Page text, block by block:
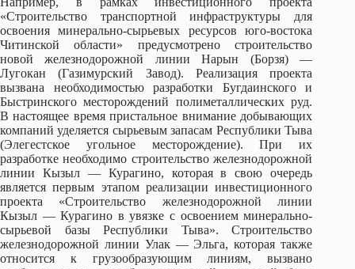
«Строительство транспортной инфраструктуры для
освоения минерально-сырьевых ресурсов юго-востока
Читинской области» предусмотрено строительство
новой железнодорожной линии Нарын (Борзя) —
Лугокан (Газимурский Завод). Реализация проекта
вызвана необходимостью разработки Бугдаинского и
Быстринского месторождений полиметаллических руд.
В настоящее время пристальное внимание добывающих
компаний уделяется сырьевым запасам Республики Тыва
(Элегестское угольное месторождение). При их
разработке необходимо строительство железнодорожной
линии Кызыл — Курагино, которая в свою очередь
является первым этапом реализации инвестиционного
проекта «Строительство железнодорожной линии
Кызыл — Курагино в увязке с освоением минерально-
сырьевой базы Республики Тыва». Строительство
железнодорожной линии Улак — Эльга, которая также
относится к грузообразующим линиям, вызвано